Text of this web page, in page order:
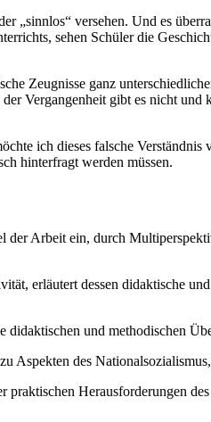
„sinnlos“ versehen. Und es
sehen Schüler die
Zeugnisse ganz
Vergangenheit gibt es nicht und
ich dieses falsche Verständnis
hinterfragt werden müssen.
Arbeit ein, durch
erläutert dessen didaktische
und methodischen
Aspekten des
Herausforderungen